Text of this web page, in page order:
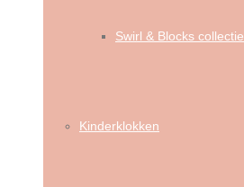
Swirl & Blocks collectie
Kinderklokken